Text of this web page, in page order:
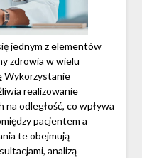
jednym z elementów
zdrowia w wielu
Wykorzystanie
realizowanie
odległość, co wpływa
pacjentem a
te obejmują
analizą